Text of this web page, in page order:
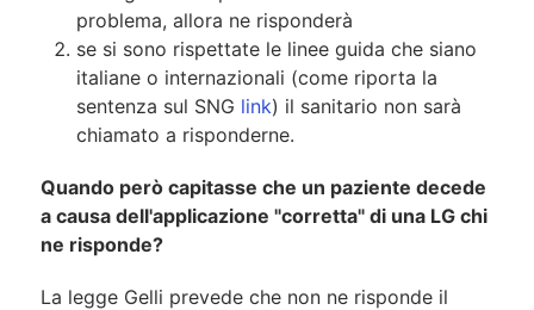
problema, allora ne risponderà
se si sono rispettate le linee guida che siano
italiane o internazionali (come riporta la
sentenza sul SNG link) il sanitario non sarà
chiamato a risponderne.
Quando però capitasse che un paziente decede
a causa dell'applicazione "corretta" di una LG chi
ne risponde?
La legge Gelli prevede che non ne risponde il